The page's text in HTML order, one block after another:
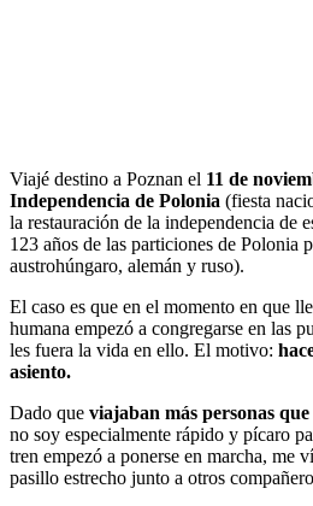
Viajé destino a Poznan el 11 de
Independencia de Polonia (fiesta
la restauración de la independencia de
123 años de las particiones de Polonia
austrohúngaro, alemán y ruso).
El caso es que en el momento en que
humana empezó a congregarse en las
les fuera la vida en ello. El motivo:
asiento.
Dado que viajaban más personas
no soy especialmente rápido y pícaro
tren empezó a ponerse en marcha, me
pasillo estrecho junto a otros